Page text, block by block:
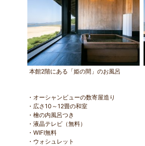
本館2階にある「姫の間」のお風呂
・オーシャンビューの数寄屋造り
・広さ10～12畳の和室
・檜の内風呂つき
・液晶テレビ（無料）
・WIFI無料
・ウォシュレット